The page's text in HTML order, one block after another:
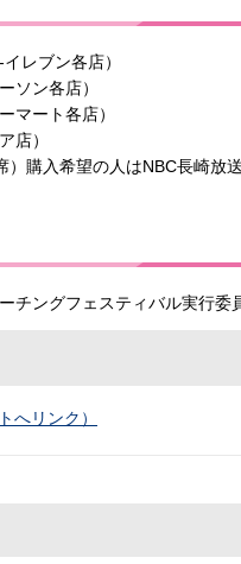
レブン各店）
ソン各店）
マート各店）
店）
）購入希望の人はNBC長崎放
チングフェスティバル実行委
へリンク）